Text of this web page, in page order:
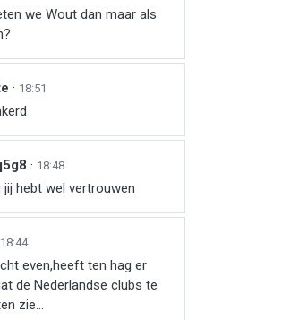
we Wout dan maar als
· 18:51
· 18:48
hebt wel vertrouwen
18:44
even,heeft ten hag er
de Nederlandse clubs te
zie...